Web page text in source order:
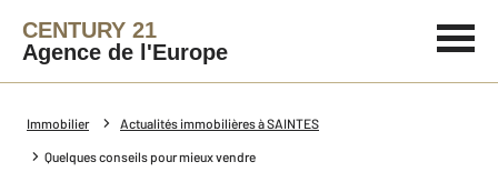
CENTURY 21
Agence de l'Europe
Immobilier Actualités immobilières à SAINTES
Quelques conseils pour mieux vendre